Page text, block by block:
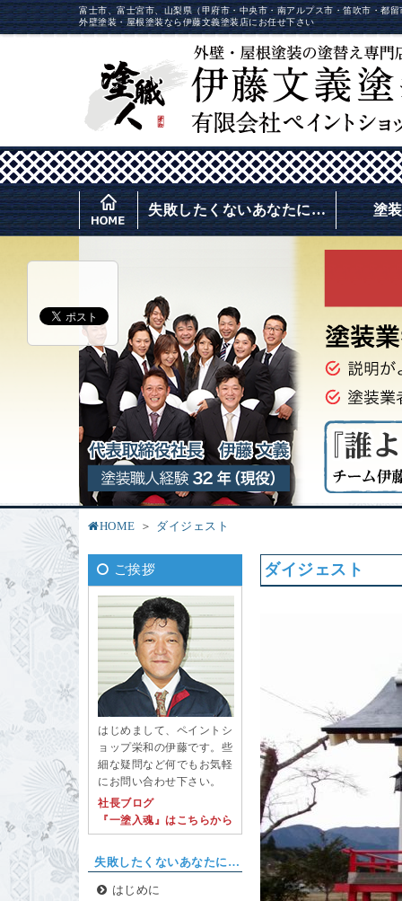
富士市、富士宮市、山梨県（甲府市・中央市・南アルプス市・笛吹市・都
外壁塗装・屋根塗装なら伊藤文義塗装店にお任せ下さい
失敗したくないあなたに… 塗
HOME ダイジェスト
ご挨拶
はじめまして、ペイントシ
ョップ栄和の伊藤です。些
細な疑問など何でもお気軽
にお問い合わせ下さい。
社長ブログ
『一塗入魂』はこちらから
失敗したくないあなたに…
はじめに
ダイジェスト